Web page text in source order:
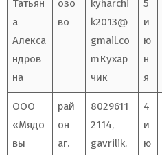
Татьян
а
Алекса
ндров
на
озо
во
kyharchi
k2013@
gmail.co
mКухар
чик
5
и
ю
н
я
ООО
«Мядо
вы
рай
он
аг.
8029611
2114,
gavrilik.
4
и
ю